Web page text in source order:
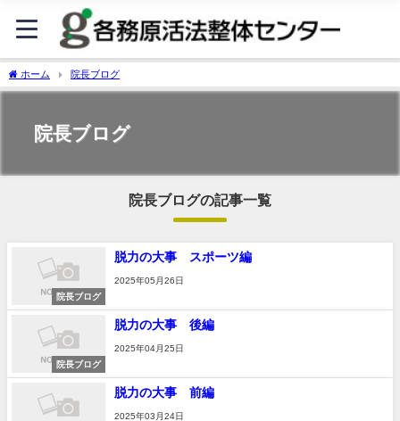
ホーム 院長ブログ
院長ブログ
院長ブログの記事一覧
院長ブログ
脱力の大事 スポーツ編
2025年05月26日
院長ブログ
脱力の大事 後編
2025年04月25日
脱力の大事 前編
2025年03月24日